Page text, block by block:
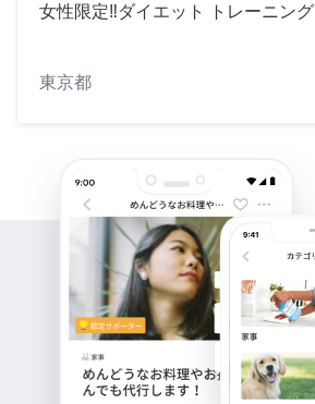
女性限定‼︎ダイエット トレーニング
東京都